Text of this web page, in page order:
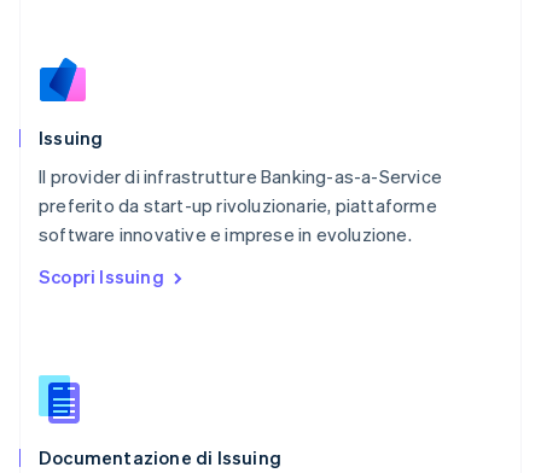
Issuing
Il provider di infrastrutture Banking-as-a-Service
preferito da start-up rivoluzionarie, piattaforme
software innovative e imprese in evoluzione.
Scopri Issuing
Documentazione di Issuing
Nederlands
Portogallo
RAS di Hong Kong, Cina
English简体中文
Regno Unito
Repubblica Ceca
Singapore
English
English